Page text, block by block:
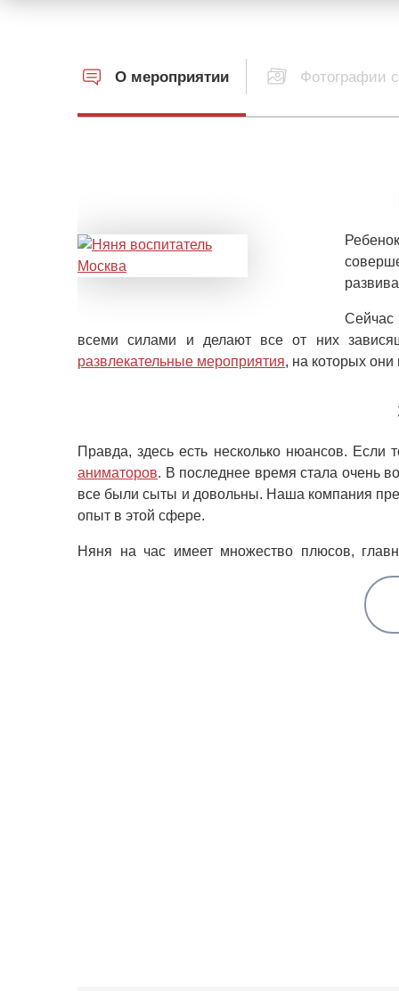
О мероприятии Фотографии
Сейчас
всеми силами и делают все от них
развлекательные мероприятия, на которых они
Правда, здесь есть несколько нюансов. Если
аниматоров. В последнее время стала очень
все были сыты и довольны. Наша компания
опыт в этой сфере.
Няня на час имеет множество плюсов,
адаптироваться и развлекаться, не
прекрасным и крайне необходимым качеством.
Кроме того, няня-воспитатель будет вам